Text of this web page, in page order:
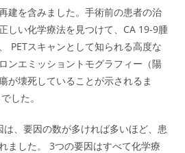
建を含みました。手術前の患者の治
しい化学療法を見つけて、CA 19-9腫
PETスキャンとして知られる高度な
ンエミッショントモグラフィー（陽
が壊死していることが示されるま
した。
、要因の数が多ければ多いほど、患
ました。 3つの要因はすべて化学療